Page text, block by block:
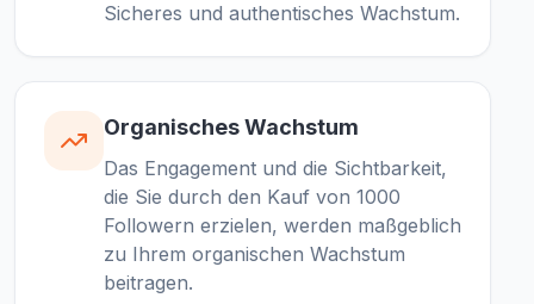
Sicheres und authentisches Wachstum.
Organisches Wachstum
Das Engagement und die Sichtbarkeit,
die Sie durch den Kauf von 1000
Followern erzielen, werden maßgeblich
zu Ihrem organischen Wachstum
beitragen.